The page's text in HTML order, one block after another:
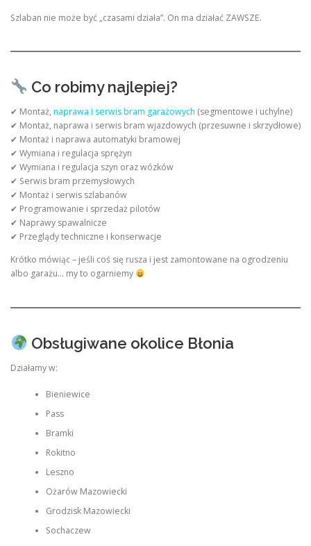
Szlaban nie może być „czasami działa”. On ma działać ZAWSZE.
Co robimy najlepiej?
✔ Montaż, naprawa i serwis bram garażowych (segmentowe i uchylne)
✔ Montaż, naprawa i serwis bram wjazdowych (przesuwne i skrzydłowe)
✔ Montaż i naprawa automatyki bramowej
✔ Wymiana i regulacja sprężyn
✔ Wymiana i regulacja szyn oraz wózków
✔ Serwis bram przemysłowych
✔ Montaż i serwis szlabanów
✔ Programowanie i sprzedaż pilotów
✔ Naprawy spawalnicze
✔ Przeglądy techniczne i konserwacje
Krótko mówiąc – jeśli coś się rusza i jest zamontowane na ogrodzeniu
albo garażu… my to ogarniemy
Obsługiwane okolice Błonia
Działamy w:
Bieniewice
Pass
Bramki
Rokitno
Leszno
Ożarów Mazowiecki
Grodzisk Mazowiecki
Sochaczew